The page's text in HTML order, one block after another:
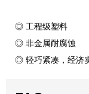
◎ 工程级塑料
◎ 非金属耐腐蚀
◎ 轻巧紧凑，经济